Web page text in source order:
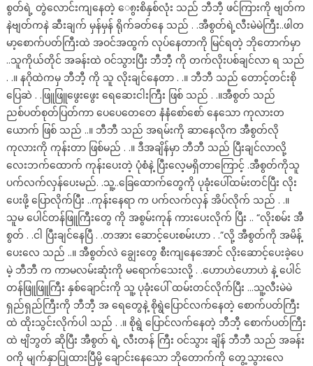
စွတ်ရဲ့ တွဲလောင်းကျနေတဲ့ ေ၈ွးစိနှစ်လုံး သည် ဘီဘီ့ ဖင်ကြားကို ဗျတ်က
နဲဗျတ်ကနဲ ဆီးချက် မှန်မှန် ရိုက်ခတ်နေ သည် . .အီစွတ်ရဲ့လီးမဲမဲကြီး..ဖါတ
မာ့စောက်ပတ်ကြီးထဲ အဝင်အထွက် လုပ်နေတာကို မြင်ရတဲ့ ဘိုတောက်မှာ
..သူကိုယ်တိုင် အခန်းထဲ ဝင်သွားပြီး ဘီဘီ့ ကို တက်လိုးပစ်ချင်လာ ရ သည်
. .။ နဂိုထဲကမှ ဘီဘီ့ ကို သူ လိုးချင်နေတာ . .။ ဘီဘီ သည် တောင့်တင်းစို
ပြေဆဲ . .ဖြူဖြူဖွေးဖွေး ရေဆေးငါးကြီး ဖြစ် သည် . .။အီစွတ် သည်
ညစ်ပတ်စုတ်ပြတ်ကာ ပေပေတေတေ နံနံစော်စော် နေသော ကုလားတ
ယောက် ဖြစ် သည် ..။ ဘီဘီ သည် အရမ်းကို ဆာနေလိုက အီစွတ်လို
ကုလားကို ကုန်းတာ ဖြစ်မည် . .။ ဒီအချိန်မှာ ဘီဘီ သည် ပြီးချင်လာလို့
လေးဘက်ထောက် ကုန်းပေးတဲ့ ပုံစံနဲ့ ပြီးလေ့မရှိတာကြောင့် .အီစွတ်ကိုသူ
ပက်လက်လှန်ပေးမည်. .သူ့..ခြေထောက်တွေကို ပုခုံးပေါ်ထမ်းတင်ပြီး လိုး
ပေးဖို့ ပြောလိုက်ပြီး ..ကုန်းနေရာ က ပက်လက်လှန် အိပ်လိုက် သည် . .။
သူမ ပေါင်တန်ဖြူကြီးတွေ ကို အစွမ်းကုန် ကားပေးလိုက် ပြီး .. “လိုးစမ်း အီ
စွတ် . .ငါ ပြီးချင်နေပြီ . .တအား ဆောင့်ပေးစမ်းဟာ . .”လို့ အီစွတ်ကို အမိန့်
ပေးလေ သည် ..။ အီစွတ်လဲ ချွေးတွေ စီးကျနေအောင် လိုးဆောင့်ပေးခဲ့ပေ
မဲ့ ဘီဘီ က ကာမလမ်းဆုံးကို မရောက်သေးလို့ . .ဟောဟဲဟောဟဲ နဲ့ ပေါင်
တန်ဖြူဖြူကြီး နှစ်ချောင်းကို သူ့ ပုခုံးပေါ် ထမ်းတင်လိုက်ပြီး …သူ့လီးမဲမဲ
ရှည်ရှည်ကြီးကို ဘီဘီ့ အ ရေတွေနဲ့ စိုရွဲပြောင်လက်နေတဲ့ စောက်ပတ်ကြီး
ထဲ ထိုးသွင်းလိုက်ပါ သည် . .။ စိုရွဲ ပြောင်လက်နေတဲ့ ဘီဘီ့ စောက်ပတ်ကြီး
ထဲ ဗျိဘွတ် ဆိုပြီး အီစွတ် ရဲ့ လီးတန် ကြီး ဝင်သွား ချိန် ဘီဘီ သည် အခန်း
ဝကို မျက်နှာပြုထားပြီမို့ ချောင်းနေသော ဘိုတောက်ကို တွေ့သွားလေ